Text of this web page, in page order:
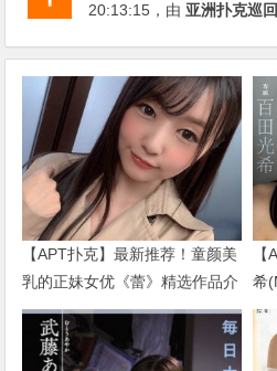
20:13:15 ，由 亚洲扑克巡
【APT扑克】最新推荐！童颜美
乳的正妹女优《蕾》精选作品介
绍……
希